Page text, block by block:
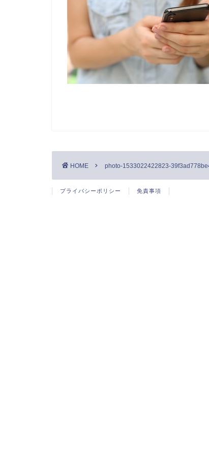
HOME photo-1533022422823-
プライバシーポリシー 免責事項